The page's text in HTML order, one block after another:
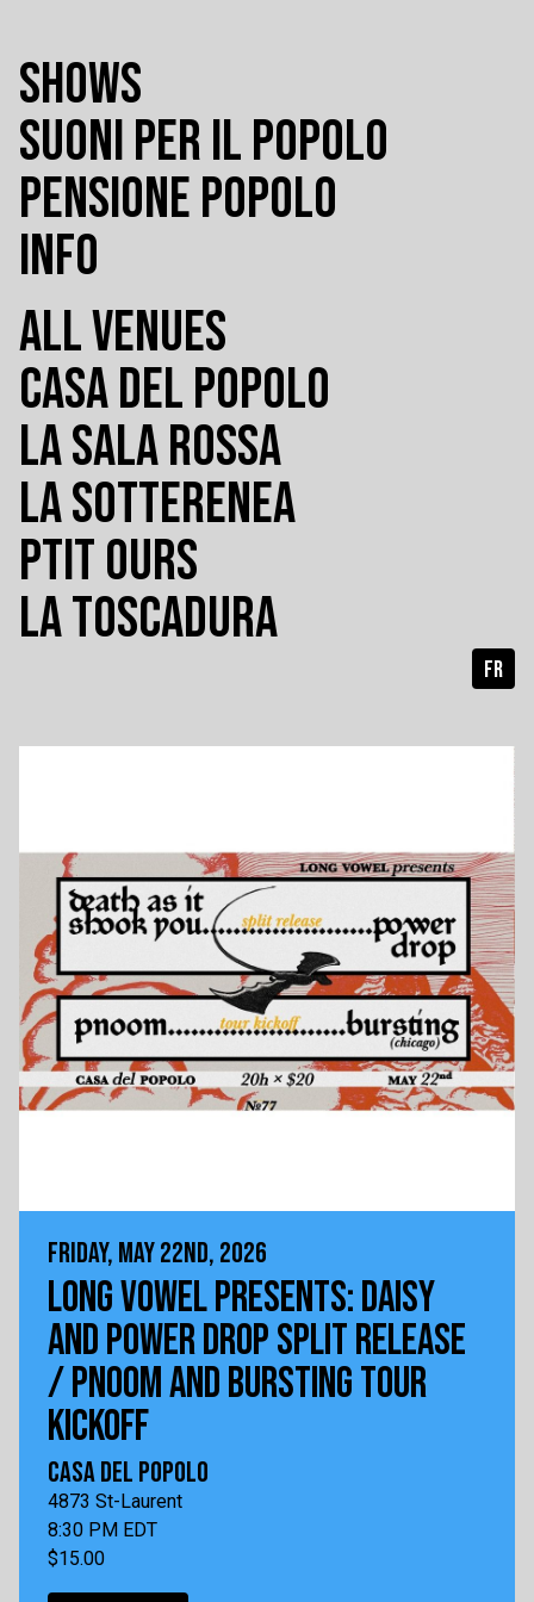
SHOWS
SUONI PER IL POPOLO
PENSIONE POPOLO
INFO
ALL VENUES
CASA DEL POPOLO
LA SALA ROSSA
LA SOTTERENEA
PTIT OURS
LA TOSCADURA
FR
FRIDAY, MAY 22ND, 2026
LONG VOWEL PRESENTS: DAISY
AND POWER DROP SPLIT RELEASE
/ PNOOM AND BURSTING TOUR
KICKOFF
CASA DEL POPOLO
4873 St-Laurent
8:30 PM EDT
$15.00